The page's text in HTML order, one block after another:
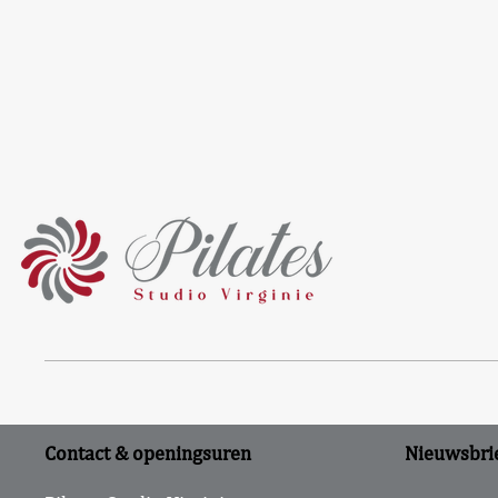
Contact & openingsuren